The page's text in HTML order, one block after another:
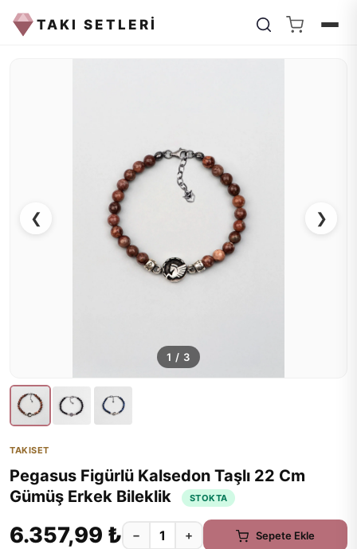
TAKI SETLERİ
❮ ❯
1 / 3
TAKISET
Pegasus Figürlü Kalsedon Taşlı 22 Cm
Gümüş Erkek Bileklik
STOKTA
6.357,99 ₺ − + Sepete Ekle